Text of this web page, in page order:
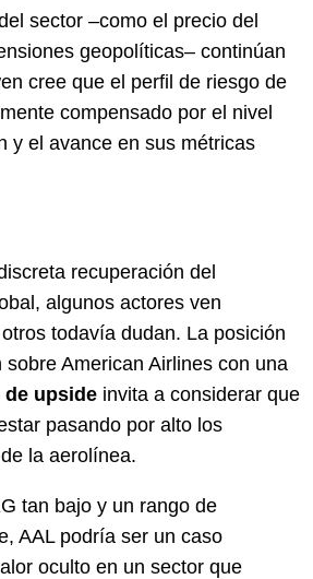
sector –como el precio del
geopolíticas– continúan
cree que el perfil de riesgo de
compensado por el nivel
y el avance en sus métricas
recuperación del
algunos actores ven
todavía dudan. La posición
American Airlines con una
de upside invita a considerar que
pasando por alto los
la aerolínea.
tan bajo y un rango de
AAL podría ser un caso
oculto en un sector que